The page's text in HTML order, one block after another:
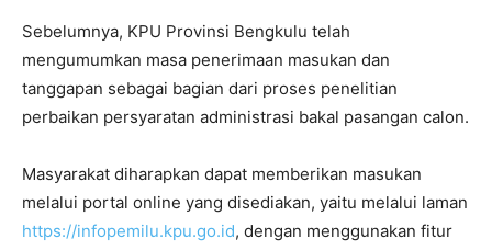
Sebelumnya, KPU Provinsi Bengkulu telah
mengumumkan masa penerimaan masukan dan
tanggapan sebagai bagian dari proses penelitian
perbaikan persyaratan administrasi bakal pasangan calon.
Masyarakat diharapkan dapat memberikan masukan
melalui portal online yang disediakan, yaitu melalui laman
https://infopemilu.kpu.go.id, dengan menggunakan fitur